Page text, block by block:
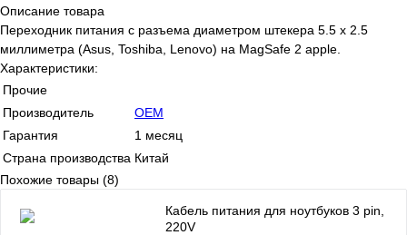
Описание товара
Переходник питания с разъема диаметром штекера 5.5 x 2.5
миллиметра (Asus, Toshiba, Lenovo) на MagSafe 2 apple.
Характеристики:
Прочие
Производитель
OEM
Гарантия
1 месяц
Страна производства Китай
Похожие товары (8)
Кабель питания для ноутбуков 3 pin,
220V